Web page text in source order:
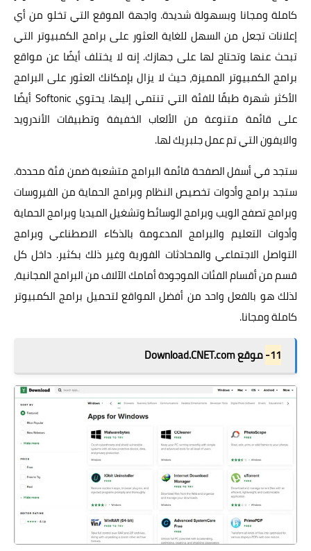
كاملة ومجانا وبسهولة شديدة. واجهة الموقع التي تخلو من أي
إعلانات تجعل من السهل للغاية العثور على برامج الكمبيوتر التي
تبحث عنها وتحتاج لها على جهازك. إنه لا يختلف أيضًا عن مواقع
برامج الكمبيوتر المميزة، حيث لا يزال بإمكانك العثور على البرامج
الأكثر شهرة طبقًا للفئة التي تنتمي إليها. يحتوي Softonic أيضًا
على قائمة متنوعة من الألعاب الخفيفة وتطبيقات الأندرويد
والايفون التي تم عمل جلبريك لها.
ستجد في أسفل الصفحة قائمة البرامج متشعبة ضمن فئة محددة.
ستجد برامج وأدوات تخصيص النظام وبرامج الحماية من الفيروسات
وبرامج تصفح الويب وبرامج الوسائط وتشغيل الميديا وبرامج الحماية
وأدوات التعليم والبرامج المدعومة بالذكاء الاصطناعي وبرامج
التواصل الاجتماعي والمحادثات الفورية وغير ذلك بكثير. داخل كل
قسم من أقسام الفئات الموجودة أمامك الآلاف من البرامج المجانية،
لذلك هو بالفعل واحد من أفضل المواقع لتحميل برامج الكمبيوتر
كاملة ومجانا.
11- موقع Download.CNET.com